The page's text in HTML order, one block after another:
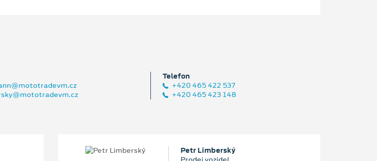
Telefon
+420 465 422 537
+420 465 423 148
Petr Limberský